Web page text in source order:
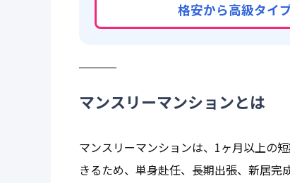
格安から高級タイ
マンスリーマンションとは
マンスリーマンションは、1ヶ月以上の
きるため、単身赴任、長期出張、新居完